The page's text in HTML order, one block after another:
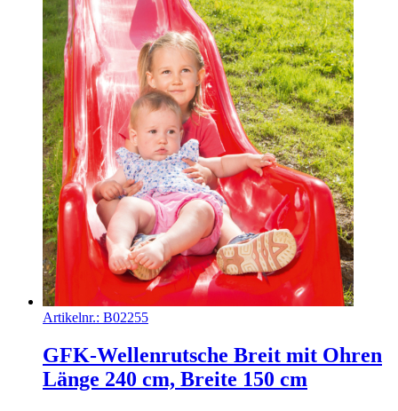
Artikelnr.: B02255
GFK-Wellenrutsche Breit mit Ohren
Länge 240 cm, Breite 150 cm